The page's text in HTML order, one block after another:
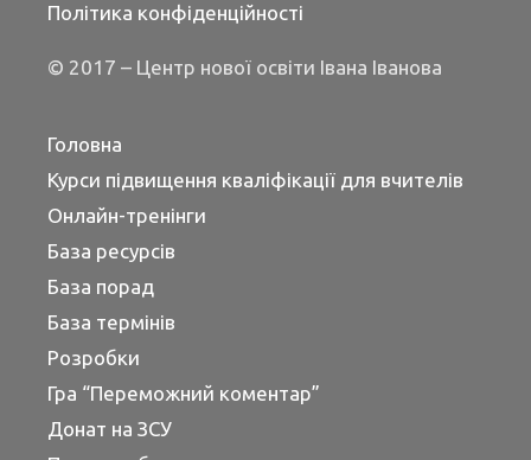
Політика конфіденційності
© 2017 – Центр нової освіти Івана Іванова
Головна
Курси підвищення кваліфікації для вчителів
Онлайн-тренінги
База ресурсів
База порад
База термінів
Розробки
Гра “Переможний коментар”
Донат на ЗСУ